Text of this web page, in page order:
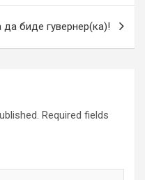
да биде гувернер(ка)!
Required fields